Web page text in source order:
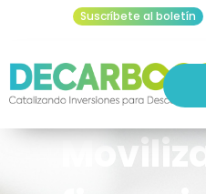
Suscríbete al boletín